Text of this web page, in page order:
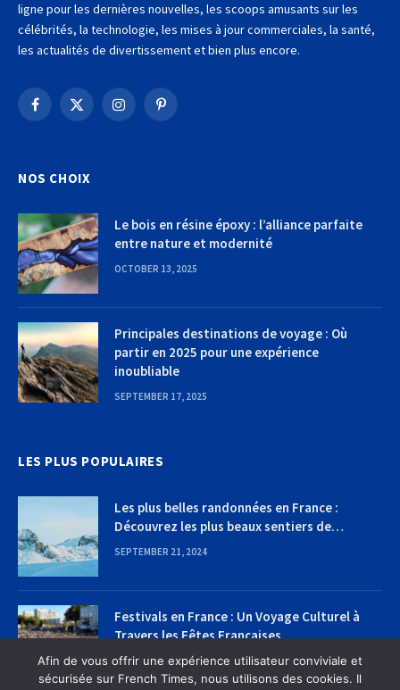
ligne pour les dernières nouvelles, les scoops amusants sur les
célébrités, la technologie, les mises à jour commerciales, la santé,
les actualités de divertissement et bien plus encore.
Facebook
X
InstagramPinterest
NOS CHOIX
Le bois en résine époxy : l’alliance parfaite
entre nature et modernité
OCTOBER 13, 2025
Principales destinations de voyage : Où
partir en 2025 pour une expérience
inoubliable
SEPTEMBER 17, 2025
LES PLUS POPULAIRES
Les plus belles randonnées en France :
Découvrez les plus beaux sentiers de
randonnée
SEPTEMBER 21, 2024
Festivals en France : Un Voyage Culturel à
Travers les Fêtes Françaises
SEPTEMBER 22, 2024
Afin de vous offrir une expérience utilisateur conviviale et
sécurisée sur French Times, nous utilisons des cookies. Il